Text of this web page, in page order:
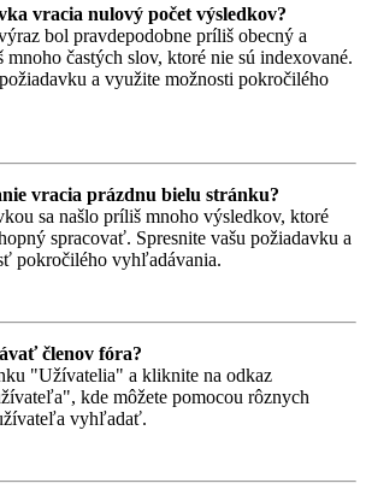
vracia nulový počet výsledkov?
bol pravdepodobne príliš obecný a
mnoho častých slov, ktoré nie sú indexované.
a využite možnosti pokročilého
vracia prázdnu bielu stránku?
sa našlo príliš mnoho výsledkov, ktoré
spracovať. Spresnite vašu požiadavku a
pokročilého vyhľadávania.
členov fóra?
"Užívatelia" a kliknite na odkaz
kde môžete pomocou rôznych
vyhľadať.